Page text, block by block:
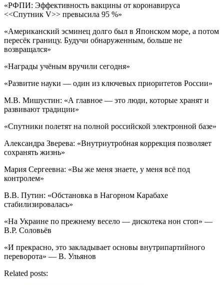
«РФПИ: Эффективность вакцины от коронавируса
<<Спутник V>> превысила 95 %»
«Американский эсминец долго был в Японском море, а потом
пересёк границу. Будучи обнаруженным, больше не
возвращался»
«Награды учёным вручили сегодня»
«Развитие науки — один из ключевых приоритетов России»
М.В. Мишустин: «А главное — это люди, которые хранят и
развивают традиции»
«Спутники полетят на полной российской электронной базе»
Александра Зверева: «Внутриутробная коррекция позволяет
сохранять жизнь»
Мария Сергеевна: «Вы же меня знаете, у меня всё под
контролем»
В.В. Путин: «Обстановка в Нагорном Карабахе
стабилизировалась»
«На Украине по прежнему весело — дискотека нон стоп» —
В.Р. Соловьёв
«И прекрасно, это закладывает основы внутрипартийного
переворота» — В. Ульянов
Related posts: